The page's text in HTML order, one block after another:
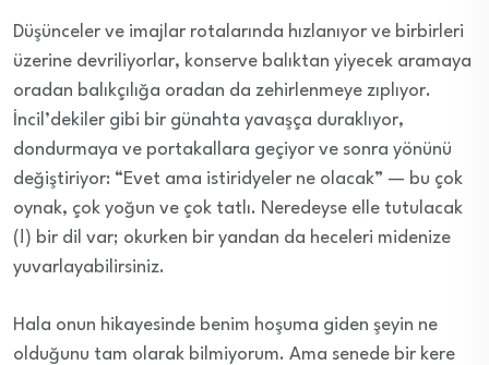
Düşünceler ve imajlar rotalarında hızlanıyor ve birbirleri
üzerine devriliyorlar, konserve balıktan yiyecek aramaya
oradan balıkçılığa oradan da zehirlenmeye zıplıyor.
İncil’dekiler gibi bir günahta yavaşça duraklıyor,
dondurmaya ve portakallara geçiyor ve sonra yönünü
değiştiriyor: “Evet ama istiridyeler ne olacak” — bu çok
oynak, çok yoğun ve çok tatlı. Neredeyse elle tutulacak
(!) bir dil var; okurken bir yandan da heceleri midenize
yuvarlayabilirsiniz.
Hala onun hikayesinde benim hoşuma giden şeyin ne
olduğunu tam olarak bilmiyorum. Ama senede bir kere